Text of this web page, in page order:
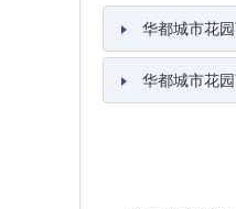
华都城市花
华都城市花